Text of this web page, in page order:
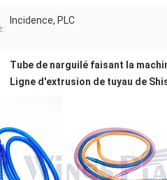
Incidence, PLC
Tube de narguilé faisant la
Ligne d'extrusion de tuyau de